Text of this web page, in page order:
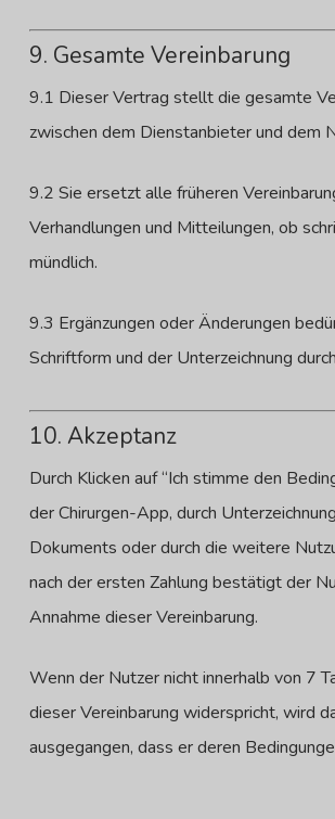
9. Gesamte Vereinbarung
9.1 Dieser Vertrag stellt die gesamte
zwischen dem Dienstanbieter und dem
9.2 Sie ersetzt alle früheren
Verhandlungen und Mitteilungen, ob
mündlich.
9.3 Ergänzungen oder Änderungen
Schriftform und der Unterzeichnung
10. Akzeptanz
Durch Klicken auf “Ich stimme den
der Chirurgen-App, durch
Dokuments oder durch die weitere
nach der ersten Zahlung bestätigt der
Annahme dieser Vereinbarung.
Wenn der Nutzer nicht innerhalb von 7
dieser Vereinbarung widerspricht, wird
ausgegangen, dass er deren